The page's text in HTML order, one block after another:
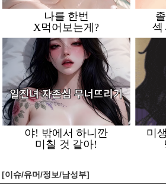
[이슈/유머/정보/남성부]